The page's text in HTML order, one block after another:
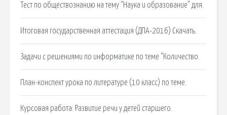
Тест по обществознанию на тему “Наука и образование” для.
Итоговая государственная аттестация (ДПА-2016) Скачать.
Задачи с решениями по информатике по теме “Количество.
План-конспект урока по литературе (10 класс) по теме.
Курсовая работа: Развитие речи у детей старшего.